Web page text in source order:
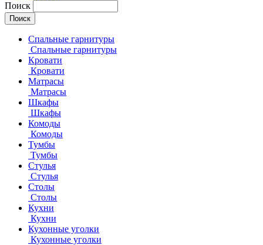
Поиск
Спальные гарнитуры
Спальные гарнитуры
Кровати
Кровати
Матрасы
Матрасы
Шкафы
Шкафы
Комоды
Комоды
Тумбы
Тумбы
Стулья
Стулья
Столы
Столы
Кухни
Кухни
Кухонные уголки
Кухонные уголки